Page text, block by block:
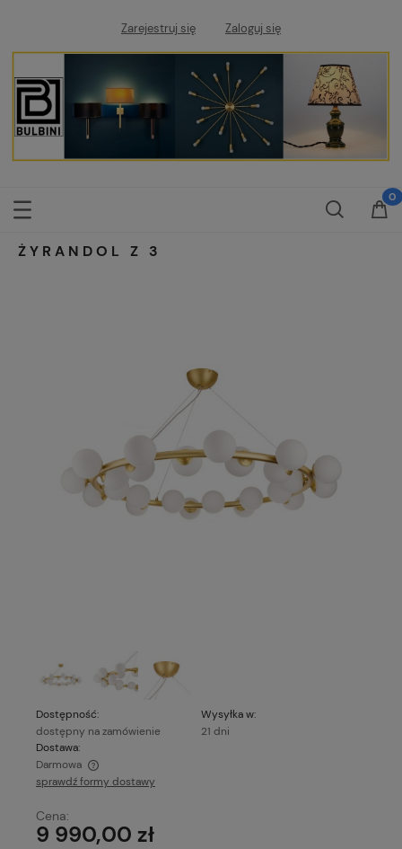
Zarejestruj się Zaloguj się
ŻYRANDOL Z 3
Dostępność:
dostępny na zamówienie
Wysyłka w:
21 dni
Dostawa:
Darmowa
Cena nie zawiera ewentualnych kosztów płatności
sprawdź formy dostawy
Cena:
9 990,00 zł